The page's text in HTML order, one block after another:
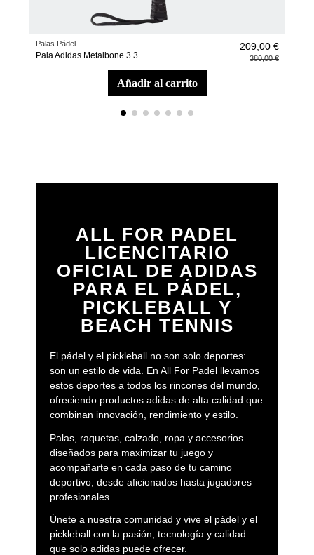
Palas Pádel
Pala Adidas Metalbone 3.3
209,00 €
380,00 €
añadir al carrito
ALL FOR PADEL
LICENCITARIO
OFICIAL DE ADIDAS
PARA EL PÁDEL,
PICKLEBALL Y
BEACH TENNIS
El pádel y el pickleball no son solo deportes:
son un estilo de vida. En All For Padel llevamos
estos deportes a todos los rincones del mundo,
ofreciendo productos adidas de alta calidad que
combinan innovación, rendimiento y estilo.
Palas, raquetas, calzado, ropa y accesorios
diseñados para maximizar tu juego y
acompañarte en cada paso de tu camino
deportivo, desde aficionados hasta jugadores
profesionales.
Únete a nuestra comunidad y vive el pádel y el
pickleball con la pasión, tecnología y calidad
que solo adidas puede ofrecer.